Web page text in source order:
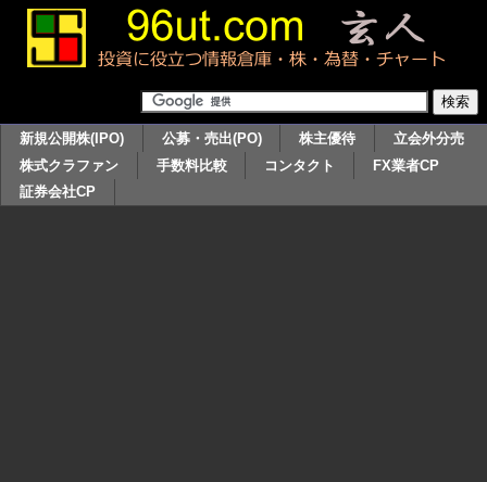
新規公開株(IPO) 公募・売出(PO) 株主優待
立会外分売
株式クラファン
手数料比較 コンタクト
FX業者CP
証券会社CP